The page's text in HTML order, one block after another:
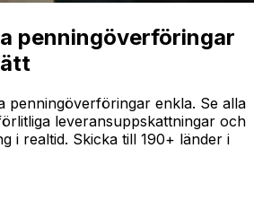
penningöverföringar
penningöverföringar enkla. Se alla
leveransuppskattningar och
i realtid. Skicka till 190+ länder i